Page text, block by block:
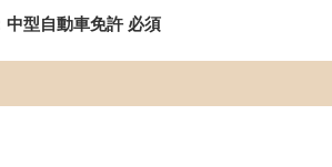
型自動車免許 必須